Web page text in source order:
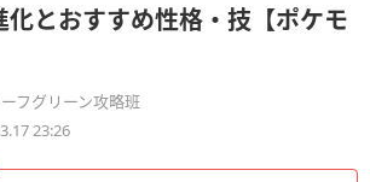
化とおすすめ性格・技【ポケモ
フグリーン攻略班
23:26